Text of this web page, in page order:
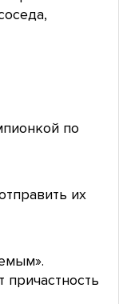
по
их
причастность